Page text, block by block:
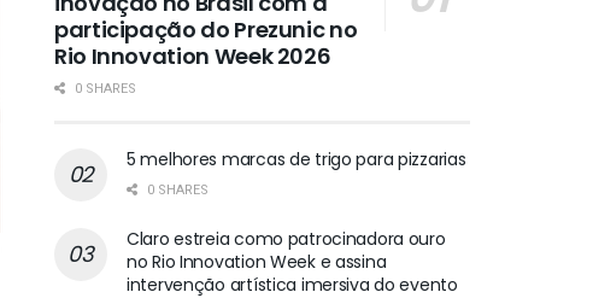
participação do Prezunic no
Rio Innovation Week 2026
0 SHARES
5 melhores marcas de trigo para pizzarias
0 SHARES
Claro estreia como patrocinadora ouro
no Rio Innovation Week e assina
intervenção artística imersiva do evento